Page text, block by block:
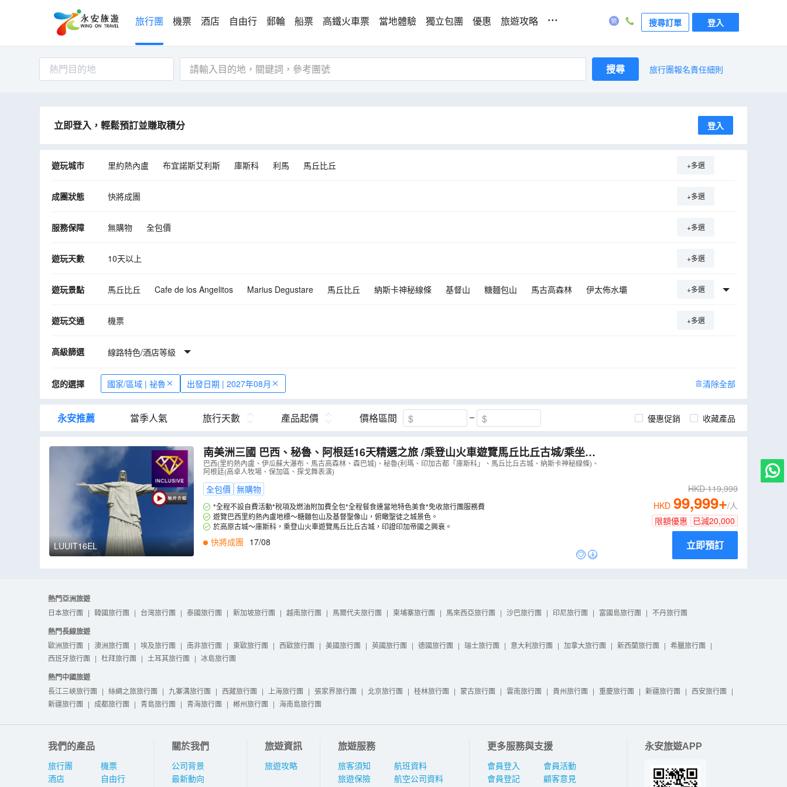
旅行團 機票 酒店 自由行 郵輪 船票 高鐵火車票 當地體驗 獨立包團 優惠 旅遊攻略 ... 搜尋訂單 登入
熱門目的地 搜尋 旅行團報名責任細則
立即登入，輕鬆預訂並賺取積分 登入
遊玩城市 里約熱內盧 布宜諾斯艾利斯 庫斯科 利馬 馬丘比丘 +多選
成團狀態 快將成團 +多選
服務保障 無購物 全包價 +多選
遊玩天數 10天以上 +多選
遊玩景點 馬丘比丘 Cafe de los Angelitos Marius Degustare 馬丘比丘 納斯卡神秘線條 基督山 糖麵包山 馬古高森林
伊太佈水壩
+多選
遊玩交通 機票 +多選
高級篩選 線路特色/酒店等級
您的選擇 國家/區域 | 祕魯 出發日期 | 2027年08月 清除全部
永安推薦 當季人氣 旅行天數 產品起價 價格區間 優惠促銷 收藏產品
LUUIT16EL
南美洲三國 巴西、秘魯、阿根廷16天精選之旅 /乘登山火車遊覽馬丘比丘古城/乘坐小
型觀光飛機，鳥瞰納斯卡神秘線條/住宿於伊瓜蘇大瀑布區內酒店，遊覽巴西境內瀑布
園區，河、陸、空不同角度暢玩【優遊全包】
巴西(里約熱內盧、伊瓜蘇大瀑布、馬古高森林、森巴城)、秘魯(利瑪、印加古都「庫斯科」、馬丘比丘古城、納斯卡神秘線條)、
阿根廷(高卓人牧場、保加區、探戈舞表演)
全包價 無購物
*全程不設自費活動*稅項及燃油附加費全包*全程餐食連當地特色美食*免收旅行團服務費
遊覽巴西里約熱內盧地標～糖麵包山及基督聖像山，俯瞰聖徒之城景色。
於高原古城～庫斯科，乘登山火車遊覽馬丘比丘古城，印證印加帝國之興衰。
快將成團 17/08
HKD119,999
HKD 99,999+/人
限額優惠 已減20,000
立即預訂
熱門亞洲旅遊
日本旅行團 | 韓國旅行團 | 台灣旅行團 | 泰國旅行團 | 新加坡旅行團 | 越南旅行團 | 馬爾代夫旅行團 | 柬埔寨旅行團 | 馬來西亞旅行團 | 沙巴旅行團 | 印尼旅行團 | 富國島旅行團 | 不丹旅行團
熱門長線旅遊
歐洲旅行團 | 澳洲旅行團 | 埃及旅行團 | 南非旅行團 | 東歐旅行團 | 西歐旅行團 | 美國旅行團 | 英國旅行團 | 德國旅行團 | 瑞士旅行團 | 意大利旅行團 | 加拿大旅行團 | 新西蘭旅行團 | 希臘旅行團 |
西班牙旅行團 | 杜拜旅行團 | 土耳其旅行團 | 冰島旅行團
熱門中國旅遊
長江三峽旅行團 | 絲綢之旅旅行團 | 九寨溝旅行團 | 西藏旅行團 | 上海旅行團 | 張家界旅行團 | 北京旅行團 | 桂林旅行團 | 蒙古旅行團 | 雲南旅行團 | 貴州旅行團 | 重慶旅行團 | 新疆旅行團 | 西安旅行團 |
新疆旅行團 | 成都旅行團 | 青島旅行團 | 青海旅行團 | 郴州旅行團 | 海南島旅行團
我們的產品
旅行團
酒店
機票
自由行
關於我們
公司背景
最新動向
旅遊資訊
旅遊攻略
旅遊服務
旅客須知
旅遊保險
航班資料
航空公司資料
更多服務與支援
會員登入
會員登記
會員活動
顧客意見
永安旅遊APP